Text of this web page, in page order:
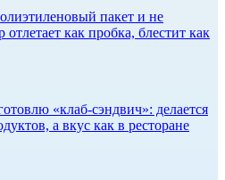
пакет и не
отлетает как пробка, блестит как
«клаб-сэндвич»: делается
а вкус как в ресторане